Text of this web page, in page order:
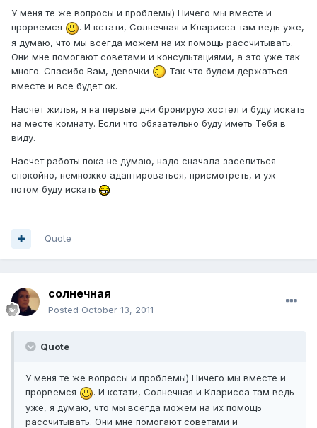
У меня те же вопросы и проблемы) Ничего мы вместе и
прорвемся
. И кстати, Солнечная и Кларисса там ведь уже,
я думаю, что мы всегда можем на их помощь рассчитывать.
Они мне помогают советами и консультациями, а это уже так
много. Спасибо Вам, девочки
Так что будем держаться
вместе и все будет ок.
Насчет жилья, я на первые дни бронирую хостел и буду искать
на месте комнату. Если что обязательно буду иметь Тебя в
виду.
Насчет работы пока не думаю, надо сначала заселиться
спокойно, немножко адаптироваться, присмотреть, и уж
потом буду искать
Quote
солнечная
Posted October 13, 2011
Quote
У меня те же вопросы и проблемы) Ничего мы вместе и
прорвемся
. И кстати, Солнечная и Кларисса там ведь
уже, я думаю, что мы всегда можем на их помощь
рассчитывать. Они мне помогают советами и